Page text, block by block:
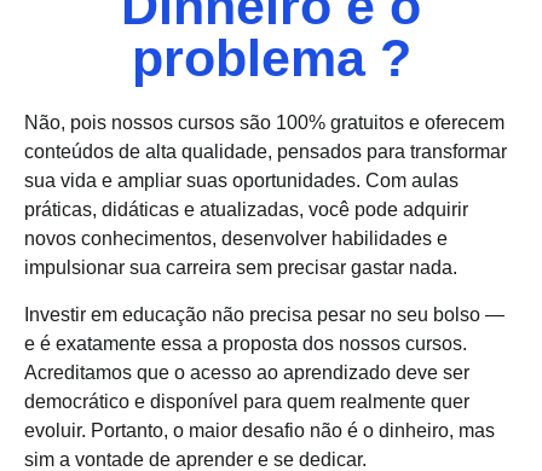
problema ?
Não, pois nossos cursos são 100% gratuitos e oferecem
conteúdos de alta qualidade, pensados para transformar
sua vida e ampliar suas oportunidades. Com aulas
práticas, didáticas e atualizadas, você pode adquirir
novos conhecimentos, desenvolver habilidades e
impulsionar sua carreira sem precisar gastar nada.
Investir em educação não precisa pesar no seu bolso —
e é exatamente essa a proposta dos nossos cursos.
Acreditamos que o acesso ao aprendizado deve ser
democrático e disponível para quem realmente quer
evoluir. Portanto, o maior desafio não é o dinheiro, mas
sim a vontade de aprender e se dedicar.